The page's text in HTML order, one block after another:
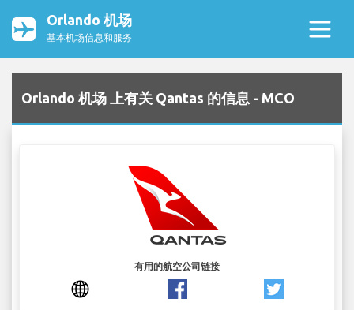
Orlando 机场
基本机场信息和服务
Orlando 机场 上有关 Qantas 的信息 - MCO
有用的航空公司链接